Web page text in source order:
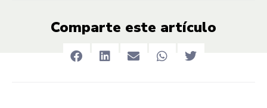
Comparte este artículo